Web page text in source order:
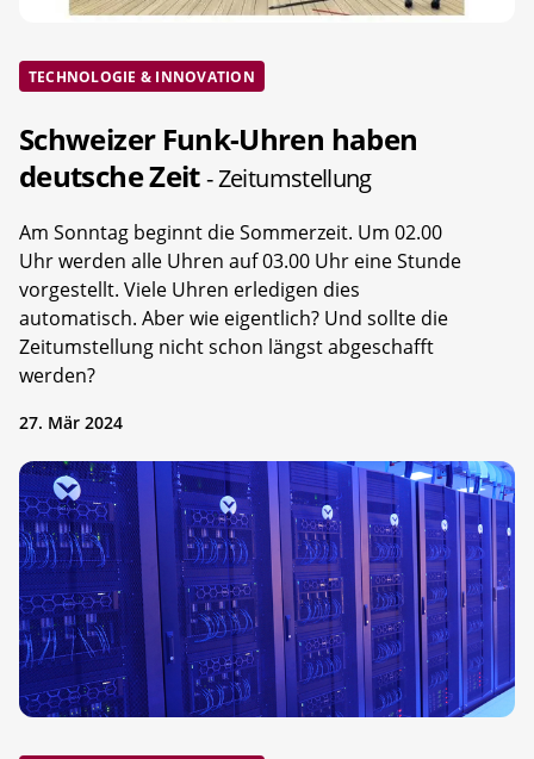
TECHNOLOGIE & INNOVATION
Schweizer Funk-Uhren haben
deutsche Zeit- Zeitumstellung
Am Sonntag beginnt die Sommerzeit. Um 02.00
Uhr werden alle Uhren auf 03.00 Uhr eine Stunde
vorgestellt. Viele Uhren erledigen dies
automatisch. Aber wie eigentlich? Und sollte die
Zeitumstellung nicht schon längst abgeschafft
werden?
27. Mär 2024